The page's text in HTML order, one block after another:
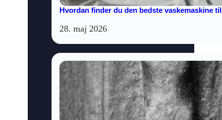
Hvordan finder du den bedste vaskemaskine
28. maj 2026